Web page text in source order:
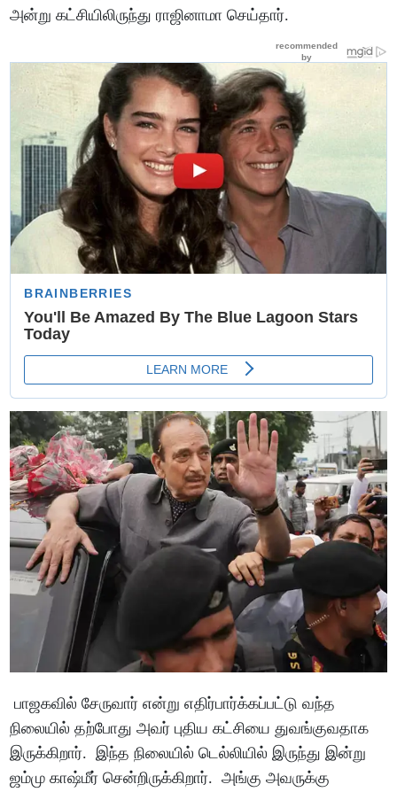
அன்று கட்சியிலிருந்து ராஜினாமா செய்தார்.
பாஜகவில் சேருவார் என்று எதிர்பார்க்கப்பட்டு வந்த
நிலையில் தற்போது அவர் புதிய கட்சியை துவங்குவதாக
இருக்கிறார். இந்த நிலையில் டெல்லியில் இருந்து இன்று
ஜம்மு காஷ்மீர் சென்றிருக்கிறார். அங்கு அவருக்கு